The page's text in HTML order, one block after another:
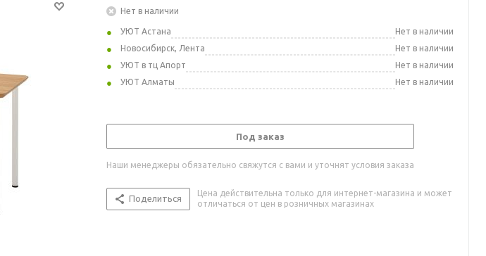
Нет в наличии
УЮТ Астана
Нет в наличии
Новосибирск, Лента
Нет в наличии
УЮТ в тц Апорт
Нет в наличии
УЮТ Алматы
Нет в наличии
Под заказ
Наши менеджеры обязательно свяжутся с вами и уточнят условия заказа
Поделиться
Цена действительна только для интернет-магазина и может
отличаться от цен в розничных магазинах